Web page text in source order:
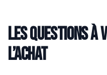
Les questions à
l’achat